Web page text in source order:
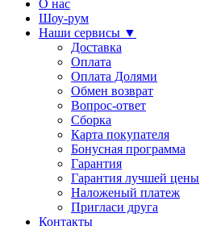
О нас
Шоу-рум
Наши сервисы ▼
Доставка
Оплата
Оплата Долями
Обмен возврат
Вопрос-ответ
Сборка
Карта покупателя
Бонусная программа
Гарантия
Гарантия лучшей цены
Наложеный платеж
Пригласи друга
Контакты